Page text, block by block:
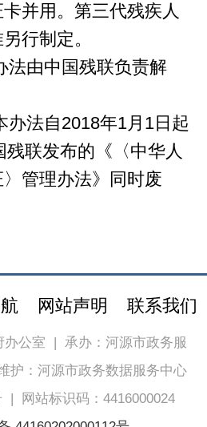
并用。第三代残疾人
行制定。
由中国残联负责解
法自2018年1月1日起
联发布的《〈中华人
管理办法》同时废
网站声明 联系我们
办公室 | 承办：河源市政务服
护：河源市政务数据服务中心
|
网站标识码：4416000024